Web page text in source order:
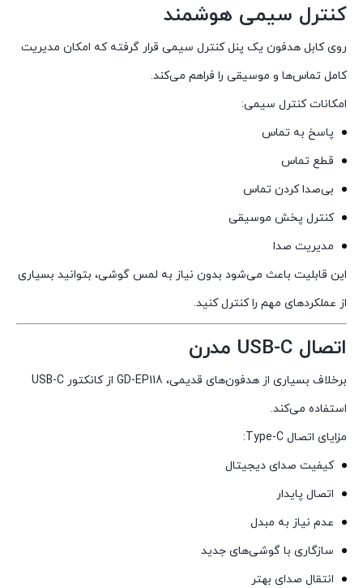
کنترل سیمی هوشمند
روی کابل هدفون یک پنل کنترل سیمی قرار گرفته که امکان مدیریت
کامل تماس‌ها و موسیقی را فراهم می‌کند.
امکانات کنترل سیمی:
پاسخ به تماس
قطع تماس
بی‌صدا کردن تماس
کنترل پخش موسیقی
مدیریت صدا
این قابلیت باعث می‌شود بدون نیاز به لمس گوشی، بتوانید بسیاری
از عملکردهای مهم را کنترل کنید.
اتصال USB-C مدرن
برخلاف بسیاری از هدفون‌های قدیمی، GD-EP118 از کانکتور USB-C
استفاده می‌کند.
مزایای اتصال Type-C:
کیفیت صدای دیجیتال
اتصال پایدار
عدم نیاز به مبدل
سازگاری با گوشی‌های جدید
انتقال صدای بهتر